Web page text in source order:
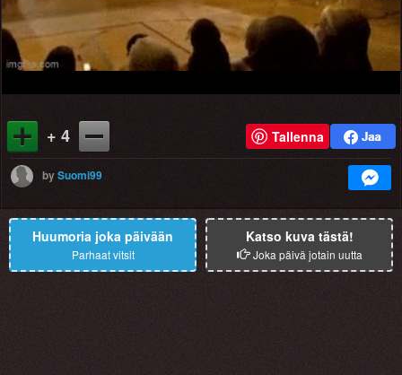
Video
+ 4 Tallenna
bySuomi99
Huumoria joka päivään
Parhaat vitsit
Katso kuva tästä!
Joka päivä jotain uutta